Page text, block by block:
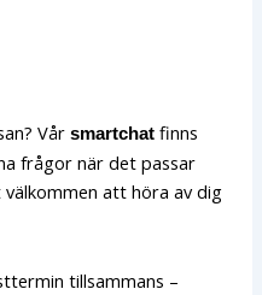
Vårsmartchat finns
frågor när det passar
att höra av dig
tillsammans –